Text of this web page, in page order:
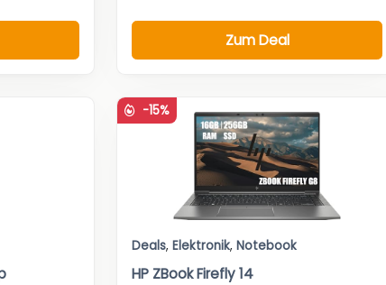
Zum Deal
-15%
Deals, Elektronik, Notebook
HP ZBook Firefly 14